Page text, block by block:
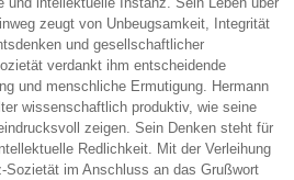
zeugt von Unbeugsamkeit, Integrität
und gesellschaftlicher
verdankt ihm entscheidende
und menschliche Ermutigung. Hermann
wissenschaftlich produktiv, wie seine
zeigen. Sein Denken steht für
Redlichkeit. Mit der Verleihung
Sozietät im Anschluss an das Grußwort